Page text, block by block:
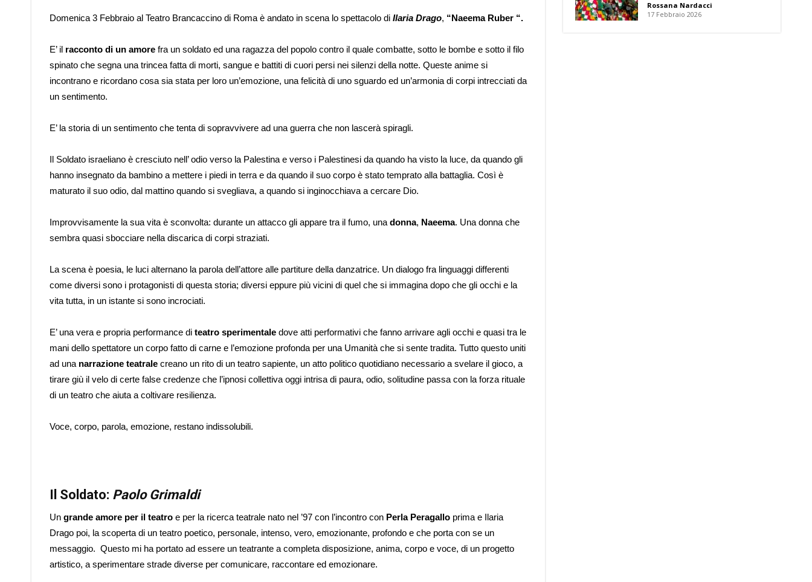
Domenica 3 Febbraio al Teatro Brancaccino di Roma è andato in scena lo spettacolo di Ilaria Drago, “Naeema Ruber “.
E’ il racconto di un amore fra un soldato ed una ragazza del popolo contro il quale combatte, sotto le bombe e sotto il filo
spinato che segna una trincea fatta di morti, sangue e battiti di cuori persi nei silenzi della notte. Queste anime si
incontrano e ricordano cosa sia stata per loro un’emozione, una felicità di uno sguardo ed un’armonia di corpi intrecciati da
un sentimento.
E’ la storia di un sentimento che tenta di sopravvivere ad una guerra che non lascerà spiragli.
Il Soldato israeliano è cresciuto nell’ odio verso la Palestina e verso i Palestinesi da quando ha visto la luce, da quando gli
hanno insegnato da bambino a mettere i piedi in terra e da quando il suo corpo è stato temprato alla battaglia. Così è
maturato il suo odio, dal mattino quando si svegliava, a quando si inginocchiava a cercare Dio.
Improvvisamente la sua vita è sconvolta: durante un attacco gli appare tra il fumo, una donna, Naeema. Una donna che
sembra quasi sbocciare nella discarica di corpi straziati.
La scena è poesia, le luci alternano la parola dell’attore alle partiture della danzatrice. Un dialogo fra linguaggi differenti
come diversi sono i protagonisti di questa storia; diversi eppure più vicini di quel che si immagina dopo che gli occhi e la
vita tutta, in un istante si sono incrociati.
E’ una vera e propria performance di teatro sperimentale dove atti performativi che fanno arrivare agli occhi e quasi tra le
mani dello spettatore un corpo fatto di carne e l’emozione profonda per una Umanità che si sente tradita. Tutto questo uniti
ad una narrazione teatrale creano un rito di un teatro sapiente, un atto politico quotidiano necessario a svelare il gioco, a
tirare giù il velo di certe false credenze che l’ipnosi collettiva oggi intrisa di paura, odio, solitudine passa con la forza rituale
di un teatro che aiuta a coltivare resilienza.
Voce, corpo, parola, emozione, restano indissolubili.
Il Soldato: Paolo Grimaldi
Un grande amore per il teatro e per la ricerca teatrale nato nel ’97 con l’incontro con Perla Peragallo prima e Ilaria
Drago poi, la scoperta di un teatro poetico, personale, intenso, vero, emozionante, profondo e che porta con se un
messaggio. Questo mi ha portato ad essere un teatrante a completa disposizione, anima, corpo e voce, di un progetto
artistico, a sperimentare strade diverse per comunicare, raccontare ed emozionare.
Rossana Nardacci
17 Febbraio 2026